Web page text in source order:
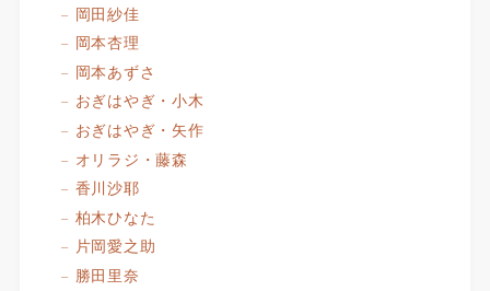
岡田紗佳
岡本杏理
岡本あずさ
おぎはやぎ・小木
おぎはやぎ・矢作
オリラジ・藤森
香川沙耶
柏木ひなた
片岡愛之助
勝田里奈